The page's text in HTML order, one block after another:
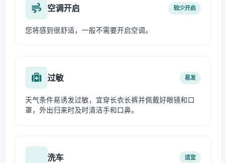
空调开启 较少开启
您将感到很舒适，一般不需要开启空调。
过敏 易发
天气条件易诱发过敏，宜穿长衣长裤并佩戴好眼镜和口
罩，外出归来时及时清洁手和口鼻。
洗车 适宜